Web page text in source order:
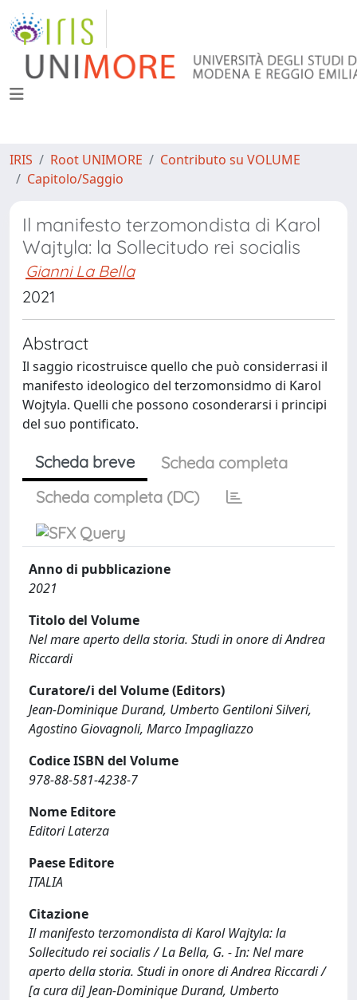
IRIS Root UNIMORE
Contributo su VOLUME
Capitolo/Saggio
Il manifesto terzomondista di Karol
Wajtyla: la Sollecitudo rei socialis
Gianni La Bella
2021
Abstract
Il saggio ricostruisce quello che può considerrasi il
manifesto ideologico del terzomonsidmo di Karol
Wojtyla. Quelli che possono cosonderarsi i principi
del suo pontificato.
Scheda breve
Scheda completa
Scheda completa (DC)
Anno di pubblicazione
2021
Titolo del Volume
Nel mare aperto della storia. Studi in onore di Andrea
Riccardi
Curatore/i del Volume (Editors)
Jean-Dominique Durand, Umberto Gentiloni Silveri,
Agostino Giovagnoli, Marco Impagliazzo
Codice ISBN del Volume
978-88-581-4238-7
Nome Editore
Editori Laterza
Paese Editore
ITALIA
Citazione
Il manifesto terzomondista di Karol Wajtyla: la
Sollecitudo rei socialis / La Bella, G. - In: Nel mare
aperto della storia. Studi in onore di Andrea Riccardi /
[a cura di] Jean-Dominique Durand, Umberto